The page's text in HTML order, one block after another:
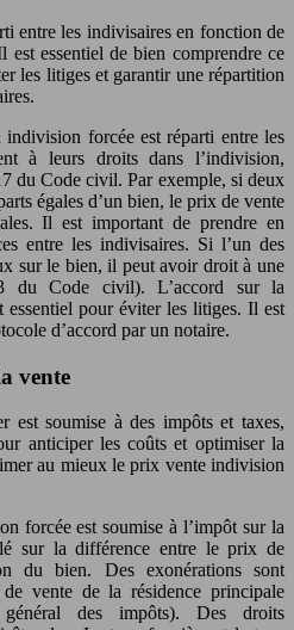
entre les indivisaires en fonction de
essentiel de bien comprendre ce
les litiges et garantir une répartition
forcée est réparti entre les
à leurs droits dans l’indivision,
du Code civil. Par exemple, si deux
égales d’un bien, le prix de vente
Il est important de prendre en
entre les indivisaires. Si l’un des
sur le bien, il peut avoir droit à une
du Code civil). L’accord sur la
pour éviter les litiges. Il est
d’accord par un notaire.
vente
est soumise à des impôts et taxes,
anticiper les coûts et optimiser la
au mieux le prix vente indivision
forcée est soumise à l’impôt sur la
sur la différence entre le prix de
du bien. Des exonérations sont
vente de la résidence principale
des impôts). Des droits